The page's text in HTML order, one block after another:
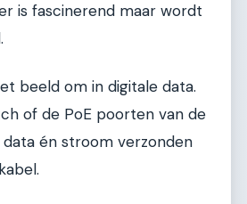
is fascinerend maar wordt
beeld om in digitale data.
of de PoE poorten van de
data én stroom verzonden